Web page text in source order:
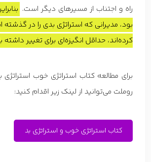
راه و اجتناب از مسیرهای دیگر است.
بود، مدیرانی که استراتژی‌ بدی را در گذشته
کرده‌اند، حداقل انگیزه‌ای برای تغییر داشته
برای مطالعه کتاب استراتژی خوب استراتژی
روملت می‌توانید از لینک زیر اقدام کنید:
کتاب استراتژی خوب و استراتژی بد